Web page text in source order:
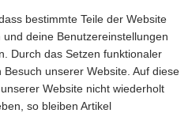
bestimmte Teile der Website
deine Benutzereinstellungen
Durch das Setzen funktionaler
unserer Website. Auf diese
Website nicht wiederholt
so bleiben Artikel